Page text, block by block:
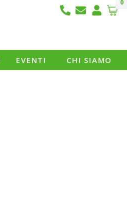
0
EVENTI CHI SIAMO